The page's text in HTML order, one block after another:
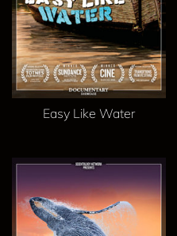
Easy Like Water